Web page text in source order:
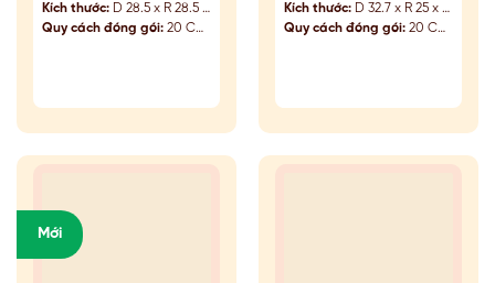
Kích thước: D 28.5 x R 28.5 x C 24.2 (cm)
Quy cách đóng gói: 20 Cái/Kiện
Kích thước: D 32.7 x R 25 x C 17.2 (cm)
Quy cách đóng gói: 20 Cái/Kiện
Mới